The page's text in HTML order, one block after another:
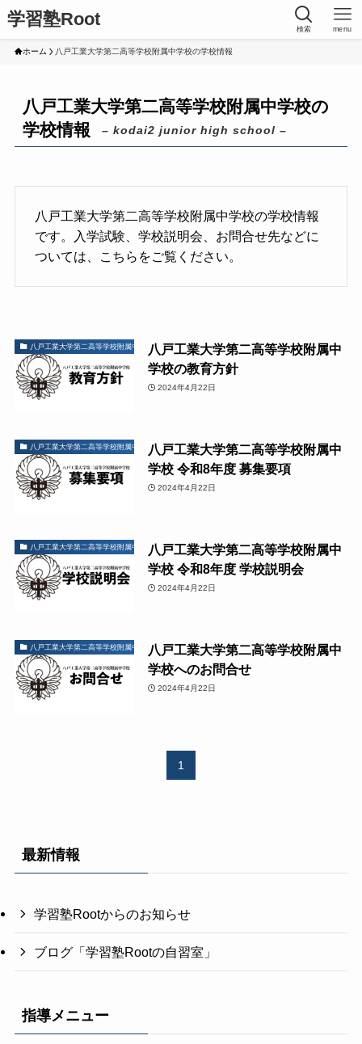
学習塾Root 検索 menu
ホーム 八戸工業大学第二高等学校附属中学校の学校情報
八戸工業大学第二高等学校附属中学校の
学校情報
– kodai2 junior high school –
八戸工業大学第二高等学校附属中学校の学校情報
です。入学試験、学校説明会、お問合せ先などに
ついては、こちらをご覧ください。
八戸工業大学第二高等学校附属中学校の学校情報八戸工業大学第二高等学校附属中
学校の教育方針
2024年4月22日
八戸工業大学第二高等学校附属中学校の学校情報八戸工業大学第二高等学校附属中
学校 令和8年度 募集要項
2024年4月22日
八戸工業大学第二高等学校附属中学校の学校情報八戸工業大学第二高等学校附属中
学校 令和8年度 学校説明会
2024年4月22日
八戸工業大学第二高等学校附属中学校の学校情報八戸工業大学第二高等学校附属中
学校へのお問合せ
2024年4月22日
1
最新情報
学習塾Rootからのお知らせ
ブログ「学習塾Rootの自習室」
指導メニュー